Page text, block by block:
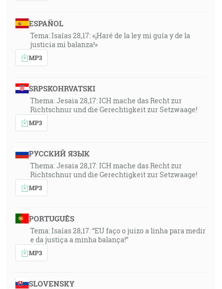
ESPAÑOL
Tema: Isaías 28,17: «¡Haré de la ley mi guía y de la
justicia mi balanza!»
MP3
SRPSKOHRVATSKI
Thema: Jesaia 28,17: ICH mache das Recht zur
Richtschnur und die Gerechtigkeit zur Setzwaage!
MP3
РУССКИЙ ЯЗЫК
Thema: Jesaia 28,17: ICH mache das Recht zur
Richtschnur und die Gerechtigkeit zur Setzwaage!
MP3
PORTUGUÊS
Tema: Isaías 28,17: “EU faço o juizo a linha para medir
e da justiça a minha balança!”
MP3
SLOVENSKY